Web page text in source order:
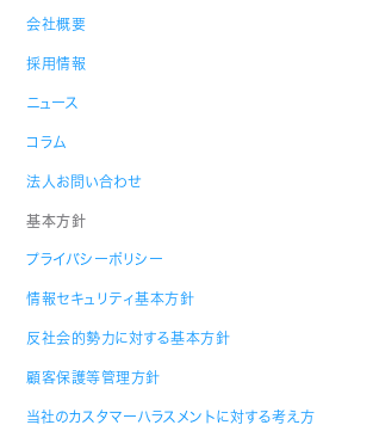
会社概要
採用情報
ニュース
コラム
法人お問い合わせ
基本方針
プライバシーポリシー
情報セキュリティ基本方針
反社会的勢力に対する基本方針
顧客保護等管理方針
当社のカスタマーハラスメントに対する考え方